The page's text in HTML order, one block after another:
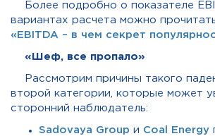
Более подробно о показателе
вариантах расчета можно
«EBITDA – в чем секрет
«Шеф, все пропало»
Рассмотрим причины такого
второй категории, которые может
сторонний наблюдатель:
Sadovaya Group и Coal Energy